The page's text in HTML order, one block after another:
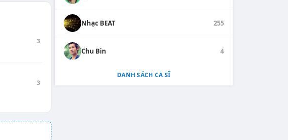
3
3
Nhạc BEAT 255
Chu Bin 4
DANH SÁCH CA SĨ